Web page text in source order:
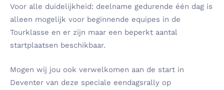
Voor alle duidelijkheid: deelname gedurende één dag is
alleen mogelijk voor beginnende equipes in de
Tourklasse en er zijn maar een beperkt aantal
startplaatsen beschikbaar.
Mogen wij jou ook verwelkomen aan de start in
Deventer van deze speciale eendagsrally op